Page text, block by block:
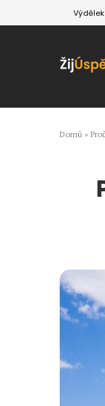
Domů »